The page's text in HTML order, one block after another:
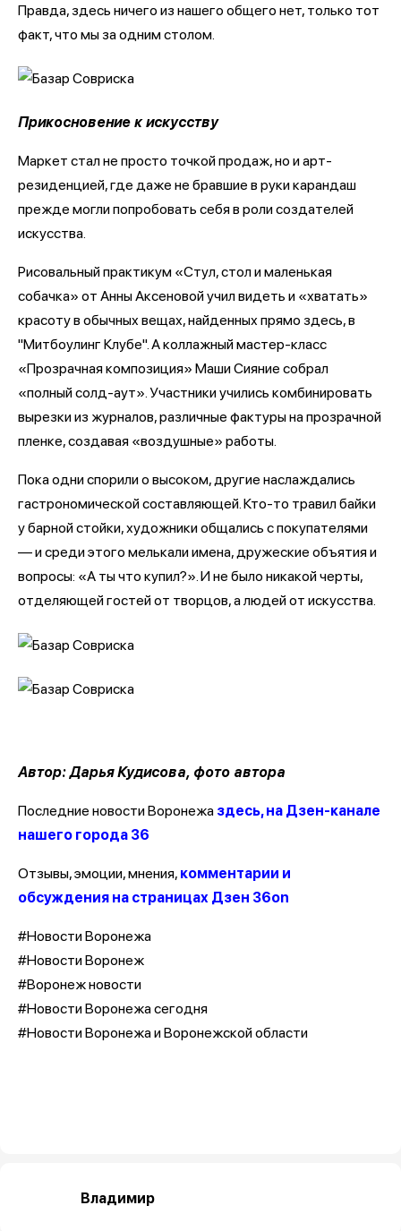
Правда, здесь ничего из нашего общего нет, только тот
факт, что мы за одним столом.
Прикосновение к искусству
Маркет стал не просто точкой продаж, но и арт-
резиденцией, где даже не бравшие в руки карандаш
прежде могли попробовать себя в роли создателей
искусства.
Рисовальный практикум «Стул, стол и маленькая
собачка» от Анны Аксеновой учил видеть и «хватать»
красоту в обычных вещах, найденных прямо здесь, в
"Митбоулинг Клубе". А коллажный мастер-класс
«Прозрачная композиция» Маши Сияние собрал
«полный солд-аут». Участники учились комбинировать
вырезки из журналов, различные фактуры на прозрачной
пленке, создавая «воздушные» работы.
Пока одни спорили о высоком, другие наслаждались
гастрономической составляющей. Кто-то травил байки
у барной стойки, художники общались с покупателями
— и среди этого мелькали имена, дружеские объятия и
вопросы: «А ты что купил?». И не было никакой черты,
отделяющей гостей от творцов, а людей от искусства.
Автор: Дарья Кудисова, фото автора
Последние новости Воронежа здесь, на Дзен-канале
нашего города 36
Отзывы, эмоции, мнения, комментарии и
обсуждения на страницах Дзен 36on
#Новости Воронежа
#Новости Воронеж
#Воронеж новости
#Новости Воронежа сегодня
#Новости Воронежа и Воронежской области
Владимир